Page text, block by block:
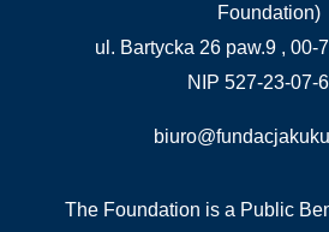
Foundation)
ul. Bartycka 26 paw.9 , 00-
NIP 527-23-07-
The Foundation is a Public